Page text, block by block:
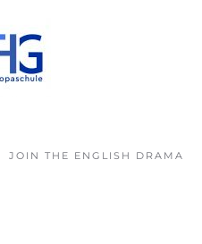
JOIN THE ENGLISH DRAMA